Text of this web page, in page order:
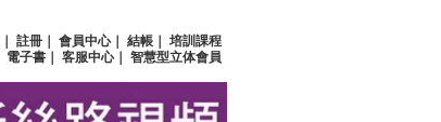
註冊 會員中心｜ 結帳
培訓課程
電子書 客服中心｜ 智慧型立体會員